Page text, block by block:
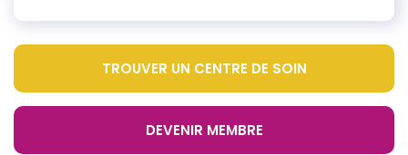
TROUVER UN CENTRE DE SOIN
DEVENIR MEMBRE